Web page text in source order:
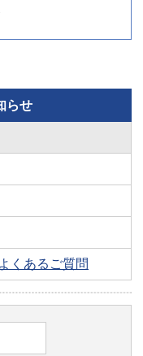
らせ
くあるご質問